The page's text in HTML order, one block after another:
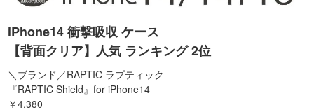
iPhone14 衝撃吸収 ケース
【背面クリア】人気 ランキング 2位
＼ブランド／RAPTIC ラプティック
『RAPTIC Shield』for iPhone14
￥4,380